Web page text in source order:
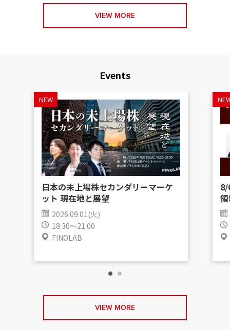
VIEW MORE
Events
NEW
日本の未上場株セカンダリーマーケ
ット 現在地と展望
2026.09.01(火)
18:30～21:00
FINOLAB
8/
VIEW MORE